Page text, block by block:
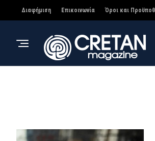
Διαφήμιση Επικοινωνία Όροι και